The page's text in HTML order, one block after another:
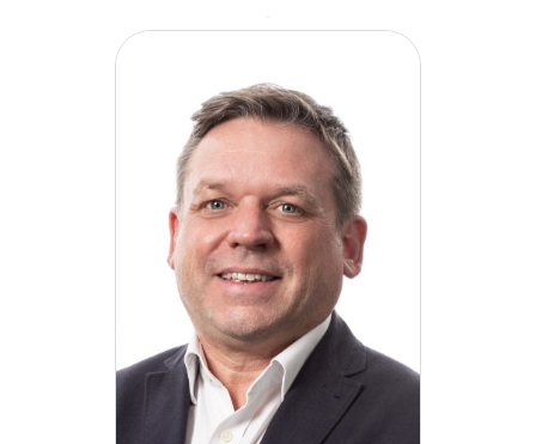
développement. Enda est le champion du
l'entreprise, qui continue à se développer dans de
nouvelles régions et de nouveaux secteurs à
l'échelle mondiale.